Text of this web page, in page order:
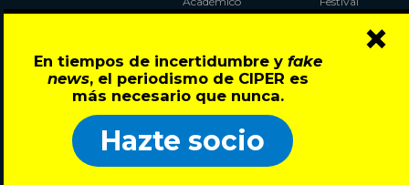
En tiempos de incertidumbre y fake
news, el periodismo de CIPER es
más necesario que nunca.
Hazte socio
×
Al Plebiscito
con CIPER